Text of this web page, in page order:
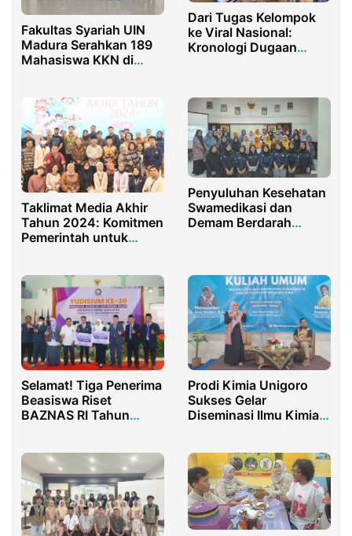
Fakultas Syariah UIN
Madura Serahkan 189
Mahasiswa KKN di
Dari Tugas Kelompok
ke Viral Nasional:
Kronologi Dugaan
Taklimat Media Akhir
Tahun 2024: Komitmen
Pemerintah untuk
Penyuluhan Kesehatan
Swamedikasi dan
Demam Berdarah
Selamat! Tiga Penerima
Beasiswa Riset
BAZNAS RI Tahun
Prodi Kimia Unigoro
Sukses Gelar
Diseminasi Ilmu Kimia